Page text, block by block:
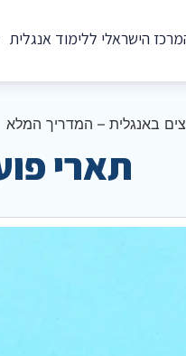
הישראלי ללימוד אנגלית
באנגלית – המדריך המלא
תארי